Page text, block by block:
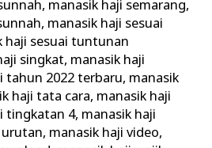
, manasik haji semarang,
, manasik haji sesuai
haji sesuai tuntunan
singkat, manasik haji
tahun 2022 terbaru, manasik
haji tata cara, manasik haji
tingkatan 4, manasik haji
urutan, manasik haji video,